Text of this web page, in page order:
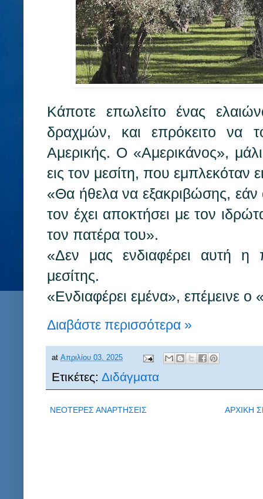
Κάποτε επωλείτο ένας
δραχμών, και επρόκειτο να
Αμερικής. Ο «Αμερικάνος»,
εις τον μεσίτη, που εμπλεκόταν
«Θα ήθελα να εξακριβώσης,
τον έχει αποκτήσει με τον
τον πατέρα του».
«Δεν μας ενδιαφέρει αυτή η
μεσίτης.
«Ενδιαφέρει εμένα», επέμεινε ο
Διαβάστε περισσότερα »
at Απριλίου 03, 2025
Ετικέτες: Διδάγματα
ΝΕΟΤΕΡΕΣ ΑΝΑΡΤΗΣΕΙΣ ΑΡΧΙΚΗ